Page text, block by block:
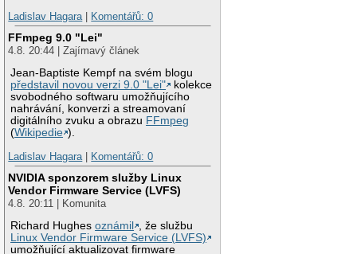
Ladislav Hagara| Komentářů: 0
FFmpeg 9.0 "Lei"
4.8. 20:44 | Zajímavý článek
Jean-Baptiste Kempf na svém blogu
představil novou verzi 9.0 "Lei"
kolekce
svobodného softwaru umožňujícího
nahrávání, konverzi a streamovaní
digitálního zvuku a obrazu FFmpeg
(Wikipedie ).
Ladislav Hagara| Komentářů: 0
NVIDIA sponzorem služby Linux
Vendor Firmware Service (LVFS)
4.8. 20:11 | Komunita
Richard Hughesoznámil
, že službu
Linux Vendor Firmware Service (LVFS)
umožňující aktualizovat firmware